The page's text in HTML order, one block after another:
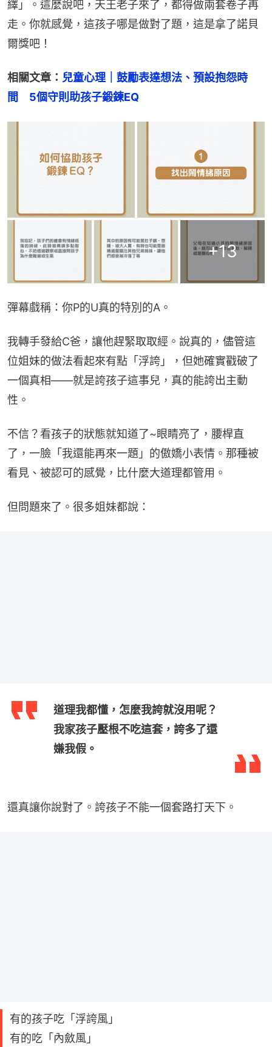
繹」。這麼說吧，天王老子來了，都得做兩套卷子再
走。你就感覺，這孩子哪是做對了題，這是拿了諾貝
爾獎吧！
相關文章： 兒童心理｜鼓勵表達想法、預設抱怨時
間　5個守則助孩子鍛鍊EQ
+13
彈幕戲稱：你P的U真的特別的A。
我轉手發給C爸，讓他趕緊取取經。說真的，儘管這
位姐妹的做法看起來有點「浮誇」，但她確實戳破了
一個真相——就是誇孩子這事兒，真的能誇出主動
性。
不信？看孩子的狀態就知道了~眼睛亮了，腰桿直
了，一臉「我還能再來一題」的傲嬌小表情。那種被
看見、被認可的感覺，比什麼大道理都管用。
但問題來了。很多姐妹都說：
道理我都懂，怎麼我誇就沒用呢？
我家孩子壓根不吃這套，誇多了還
嫌我假。
還真讓你說對了。誇孩子不能一個套路打天下。
有的孩子吃「浮誇風」
有的吃「內斂風」